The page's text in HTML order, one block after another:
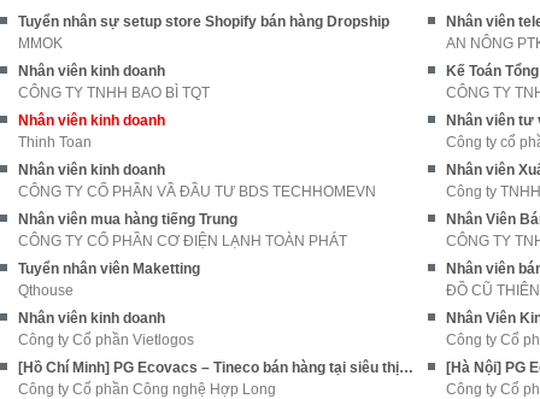
Tuyển nhân sự setup store Shopify bán hàng Dropship
MMOK
Nhân viên
AN NÔNG
Nhân viên kinh doanh
CÔNG TY TNHH BAO BÌ TQT
Kế Toán Tổng
Nhân viên kinh doanh
Thinh Toan
Nhân viên tư
Công ty cổ
Nhân viên kinh doanh
CÔNG TY CỔ PHẦN VẦ ĐẦU TƯ BDS TECHHOMEVN
Nhân viên
Công ty
Nhân viên mua hàng tiếng Trung
CÔNG TY CỔ PHẦN CƠ ĐIỆN LẠNH TOÀN PHÁT
Nhân Viên
CÔNG TY
Tuyển nhân viên Maketting
Qthouse
Nhân viên
ĐỒ CŨ
Nhân viên kinh doanh
Công ty Cổ phần Vietlogos
Nhân Viên
Công ty Cổ
[Hồ Chí Minh] PG Ecovacs – Tineco bán hàng tại siêu thị điện máy
Công ty Cổ phần Công nghệ Hợp Long
Công ty Cổ